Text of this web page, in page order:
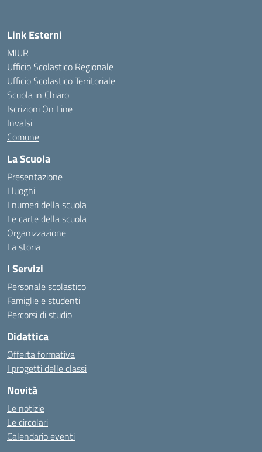
Link Esterni
MIUR
Ufficio Scolastico Regionale
Ufficio Scolastico Territoriale
Scuola in Chiaro
Iscrizioni On Line
Invalsi
Comune
La Scuola
Presentazione
I luoghi
I numeri della scuola
Le carte della scuola
Organizzazione
La storia
I Servizi
Personale scolastico
Famiglie e studenti
Percorsi di studio
Didattica
Offerta formativa
I progetti delle classi
Novità
Le notizie
Le circolari
Calendario eventi